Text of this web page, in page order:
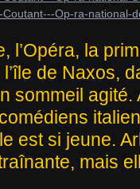
l’Opéra, la
de Naxos,
sommeil
est si jeune.
mais